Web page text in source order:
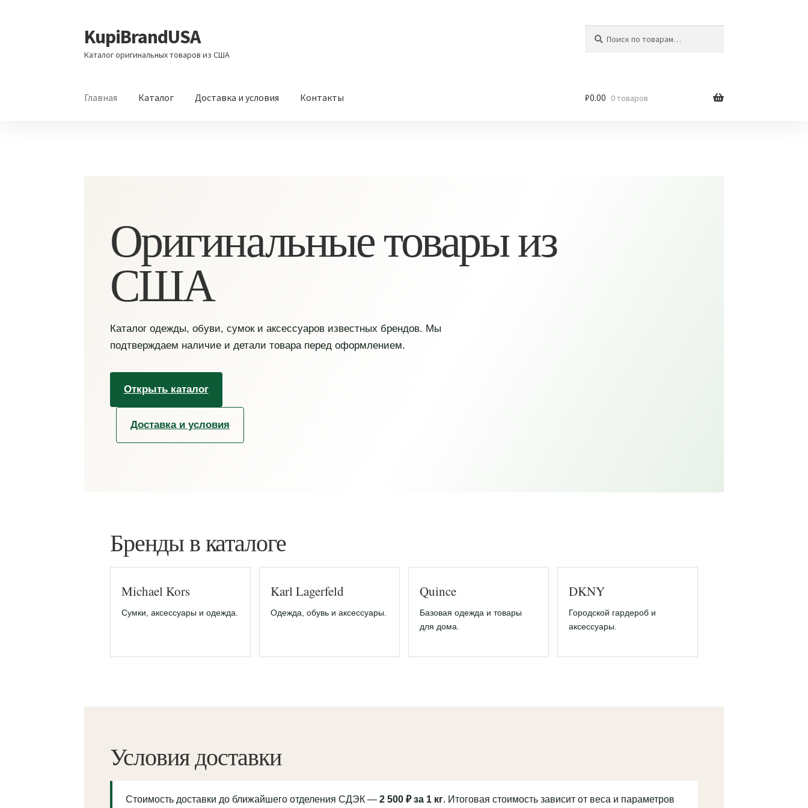
Перейти
к
навигации
Перейти
к
содержимому
KupiBrandUSA
Каталог оригинальных товаров из США
Главная Каталог Доставка и условия Контакты ₽0.00 0 товаров
Оригинальные товары из
США
Каталог одежды, обуви, сумок и аксессуаров известных брендов. Мы
подтверждаем наличие и детали товара перед оформлением.
Открыть каталог
Доставка и условия
Бренды в каталоге
Michael Kors
Сумки, аксессуары и одежда.
Karl Lagerfeld
Одежда, обувь и аксессуары.
Quince
Базовая одежда и товары
для дома.
DKNY
Городской гардероб и
аксессуары.
Условия доставки
Стоимость доставки до ближайшего отделения СДЭК — 2 500 ₽ за 1 кг. Итоговая стоимость зависит от веса и параметров